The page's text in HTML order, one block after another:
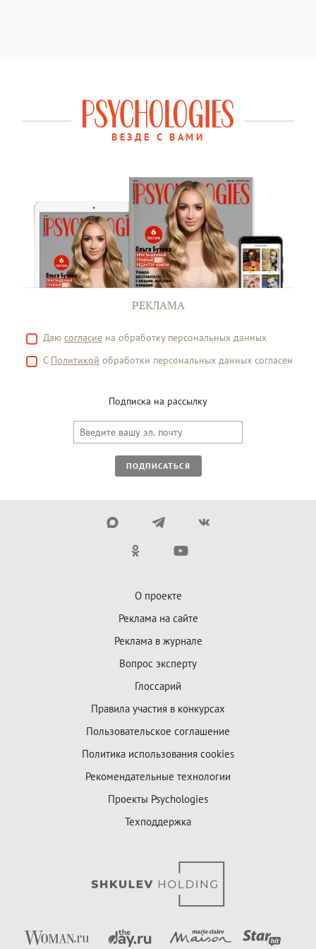
ВЕЗДЕ С ВАМИ
РЕКЛАМА
Даю согласие на обработку персональных данных
С Политикой обработки персональных данных согласен
Подписка на рассылку
ПОДПИСАТЬСЯ
О проекте
Реклама на сайте
Реклама в журнале
Вопрос эксперту
Глоссарий
Правила участия в конкурсах
Пользовательское соглашение
Политика использования cookies
Рекомендательные технологии
Проекты Psychologies
Техподдержка